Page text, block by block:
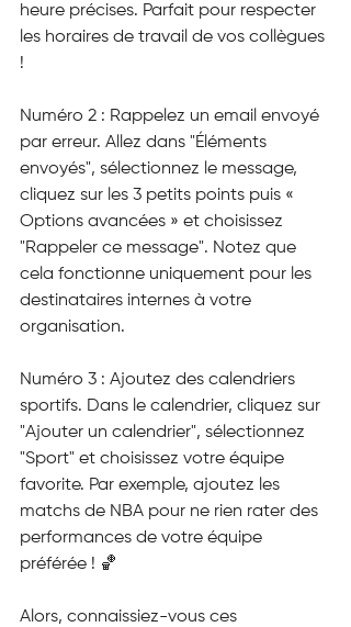
heure précises. Parfait pour respecter
les horaires de travail de vos collègues
!
Numéro 2 : Rappelez un email envoyé
par erreur. Allez dans "Éléments
envoyés", sélectionnez le message,
cliquez sur les 3 petits points puis «
Options avancées » et choisissez
"Rappeler ce message". Notez que
cela fonctionne uniquement pour les
destinataires internes à votre
organisation.
Numéro 3 : Ajoutez des calendriers
sportifs. Dans le calendrier, cliquez sur
"Ajouter un calendrier", sélectionnez
"Sport" et choisissez votre équipe
favorite. Par exemple, ajoutez les
matchs de NBA pour ne rien rater des
performances de votre équipe
préférée ! 🏀
Alors, connaissiez-vous ces